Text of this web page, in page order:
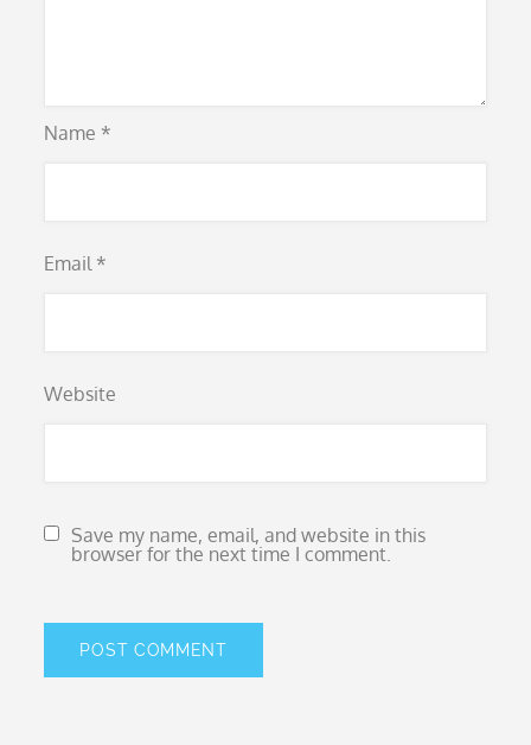
Name *
Email *
Website
Save my name, email, and website in this
browser for the next time I comment.